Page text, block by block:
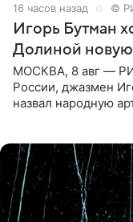
16 часов назад ©
Игорь Бутман
Долиной
МОСКВА, 8 авг —
России, джазмен
назвал народную